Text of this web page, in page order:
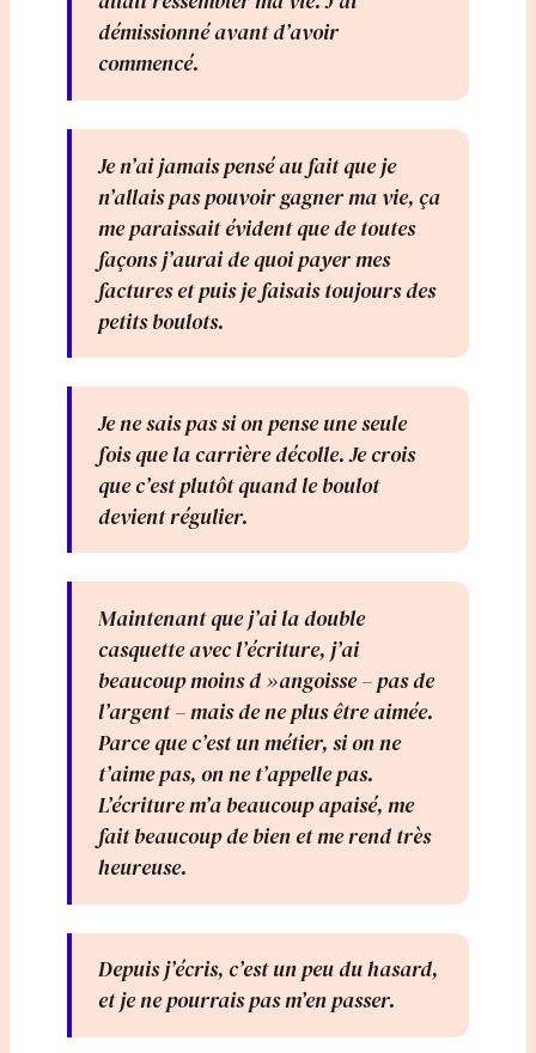
démissionné avant d’avoir
commencé.
Je n’ai jamais pensé au fait que je
n’allais pas pouvoir gagner ma vie, ça
me paraissait évident que de toutes
façons j’aurai de quoi payer mes
factures et puis je faisais toujours des
petits boulots.
Je ne sais pas si on pense une seule
fois que la carrière décolle. Je crois
que c’est plutôt quand le boulot
devient régulier.
Maintenant que j’ai la double
casquette avec l’écriture, j’ai
beaucoup moins d »angoisse – pas de
l’argent – mais de ne plus être aimée.
Parce que c’est un métier, si on ne
t’aime pas, on ne t’appelle pas.
L’écriture m’a beaucoup apaisé, me
fait beaucoup de bien et me rend très
heureuse.
Depuis j’écris, c’est un peu du hasard,
et je ne pourrais pas m’en passer.